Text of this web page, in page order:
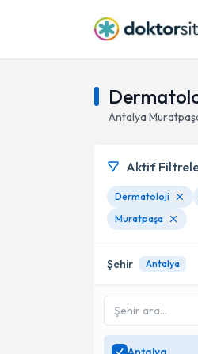
Antalya
Aktif
Dermatoloji
Muratpaşa
Şehir Antalya